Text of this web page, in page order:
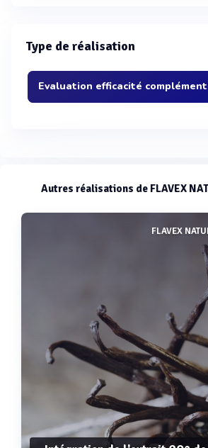
Type de réalisation
Evaluation efficacité
Autres réalisations de FLAVEX
FLAVEX